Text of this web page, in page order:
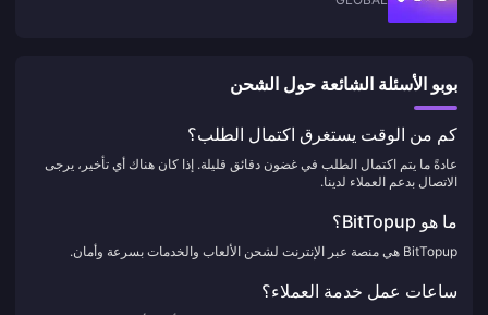
بوبو الأسئلة الشائعة حول الشحن
كم من الوقت يستغرق اكتمال الطلب؟
عادةً ما يتم اكتمال الطلب في غضون دقائق قليلة. إذا كان هناك أي تأخير، يرجى
الاتصال بدعم العملاء لدينا.
ما هو BitTopup؟
BitTopup هي منصة عبر الإنترنت لشحن الألعاب والخدمات بسرعة وأمان.
ساعات عمل خدمة العملاء؟